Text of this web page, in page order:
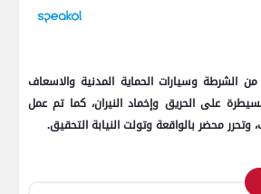
الشرطة وسيارات الحماية المدنية والاسعاف
على الحريق وإخماد النيران، كما تم عمل
وتحرر محضر بالواقعة وتولت النيابة التحقيق.